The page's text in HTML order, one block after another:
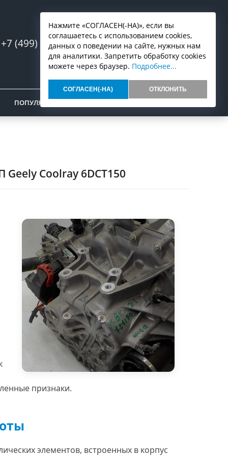
+7 (499) 553-07-03 Запись онлайн
ПОПУЛЯРНОЕ
Бесплатная эвакуация
Coolray 6DCT150
признаки.
элементов, встроенных в корпус
Нажмите «СОГЛАСЕН(-НА)», если вы
соглашаетесь с использованием cookies,
данных о поведении на сайте, нужных нам
для аналитики. Запретить обработку cookies
можете через браузер. Подробнее...
СОГЛАСЕН(-НА) ОТКЛОНИТЬ